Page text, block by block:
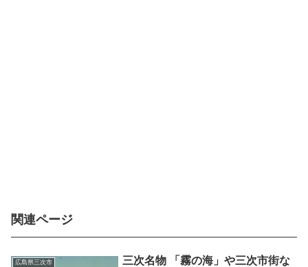
関連ページ
広島県三次市
三次名物 「霧の海」や三次市街な